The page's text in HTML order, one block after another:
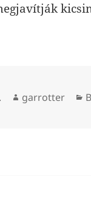
Szerző
garrotter